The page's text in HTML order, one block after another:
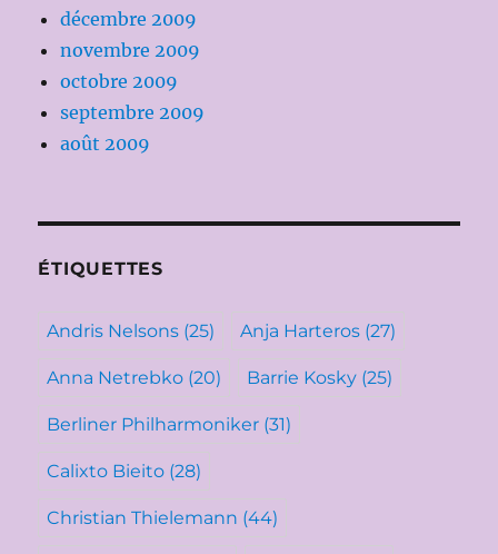
décembre 2009
novembre 2009
octobre 2009
septembre 2009
août 2009
ÉTIQUETTES
Andris Nelsons (25) Anja Harteros (27)
Anna Netrebko (20) Barrie Kosky (25)
Berliner Philharmoniker (31)
Calixto Bieito (28)
Christian Thielemann (44)